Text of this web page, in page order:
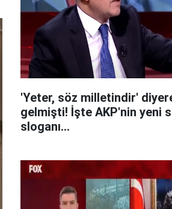
'Yeter, söz milletindir'
gelmişti! İşte AKP'nin yeni
sloganı...